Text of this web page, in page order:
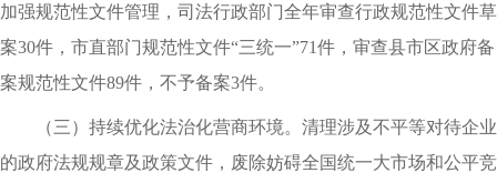
加强规范性文件管理，司法行政部门全年审查行政规范性文件草
案30件，市直部门规范性文件“三统一”71件，审查县市区政府备
案规范性文件89件，不予备案3件。
（三）持续优化法治化营商环境。清理涉及不平等对待企业
的政府法规规章及政策文件，废除妨碍全国统一大市场和公平竞